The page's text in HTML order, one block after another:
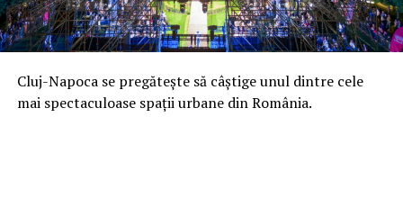
Cluj-Napoca se pregătește să câștige unul dintre cele
mai spectaculoase spații urbane din România.